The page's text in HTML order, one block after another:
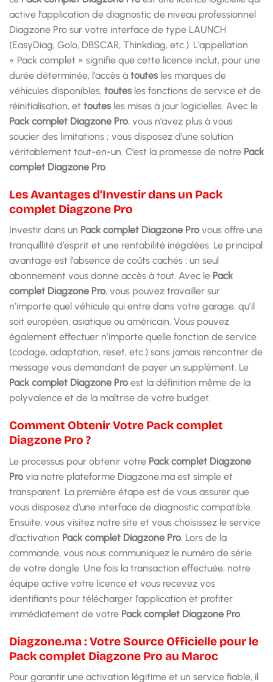
active l’application de diagnostic de niveau professionnel
Diagzone Pro sur votre interface de type LAUNCH
(EasyDiag, Golo, DBSCAR, Thinkdiag, etc.). L’appellation
« Pack complet » signifie que cette licence inclut, pour une
durée déterminée, l’accès à toutes les marques de
véhicules disponibles, toutes les fonctions de service et de
réinitialisation, et toutes les mises à jour logicielles. Avec le
Pack complet Diagzone Pro, vous n’avez plus à vous
soucier des limitations ; vous disposez d’une solution
véritablement tout-en-un. C’est la promesse de notre Pack
complet Diagzone Pro.
Les Avantages d’Investir dans un Pack
complet Diagzone Pro
Investir dans un Pack complet Diagzone Pro vous offre une
tranquillité d’esprit et une rentabilité inégalées. Le principal
avantage est l’absence de coûts cachés : un seul
abonnement vous donne accès à tout. Avec le Pack
complet Diagzone Pro, vous pouvez travailler sur
n’importe quel véhicule qui entre dans votre garage, qu’il
soit européen, asiatique ou américain. Vous pouvez
également effectuer n’importe quelle fonction de service
(codage, adaptation, reset, etc.) sans jamais rencontrer de
message vous demandant de payer un supplément. Le
Pack complet Diagzone Pro est la définition même de la
polyvalence et de la maîtrise de votre budget.
Comment Obtenir Votre Pack complet
Diagzone Pro ?
Le processus pour obtenir votre Pack complet Diagzone
Pro via notre plateforme Diagzone.ma est simple et
transparent. La première étape est de vous assurer que
vous disposez d’une interface de diagnostic compatible.
Ensuite, vous visitez notre site et vous choisissez le service
d’activation Pack complet Diagzone Pro. Lors de la
commande, vous nous communiquez le numéro de série
de votre dongle. Une fois la transaction effectuée, notre
équipe active votre licence et vous recevez vos
identifiants pour télécharger l’application et profiter
immédiatement de votre Pack complet Diagzone Pro.
Diagzone.ma : Votre Source Officielle pour le
Pack complet Diagzone Pro au Maroc
Pour garantir une activation légitime et un service fiable, il